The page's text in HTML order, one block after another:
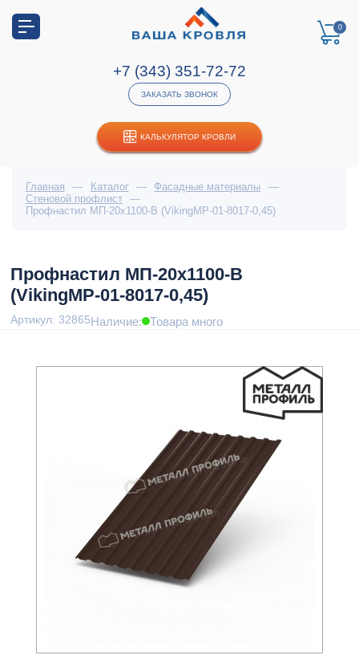
КАЛЬКУЛЯТОР КРОВЛИ
0
+7 (343) 351-72-72
ЗАКАЗАТЬ ЗВОНОК
Главная — Каталог — Фасадные материалы
—
Стеновой профлист
—
Профнастил МП-20x1100-B (VikingMP-01-8017-0,45)
Профнастил МП-20x1100-B
(VikingMP-01-8017-0,45)
Артикул: 32865Наличие: Товара много